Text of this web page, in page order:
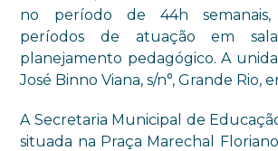
no período de 44h semanais,
períodos de atuação em
planejamento pedagógico. A
José Binno Viana, s/n°, Grande Rio,
A Secretaria Municipal de
situada na Praça Marechal